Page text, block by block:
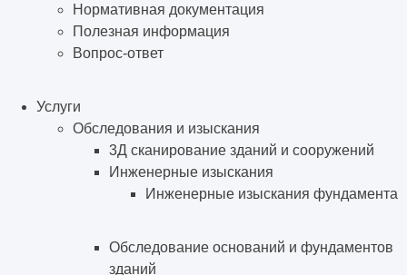
Нормативная документация
Полезная информация
Вопрос-ответ
Услуги
Обследования и изыскания
3Д сканирование зданий и сооружений
Инженерные изыскания
Инженерные изыскания фундамента
Обследование оснований и фундаментов
зданий